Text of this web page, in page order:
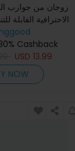
زوجان من جوارب
الاحترافية القابلة
العرق لركوب
والرياضات
Cashback
USD13.99
NOW